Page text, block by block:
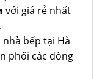
với giá rẻ nhất
bếp tại Hà
phối các dòng